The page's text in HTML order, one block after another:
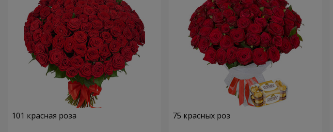
101 красная роза 75 красных роз